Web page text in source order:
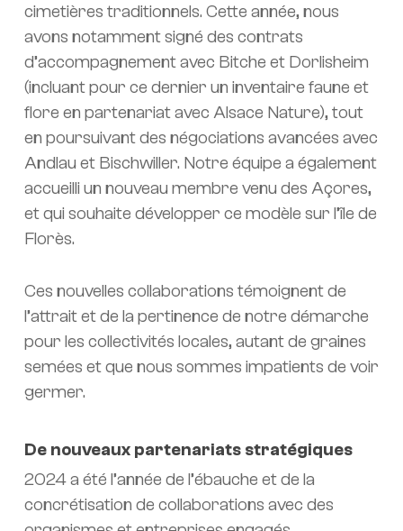
cimetières traditionnels. Cette année, nous
avons notamment signé des contrats
d’accompagnement avec Bitche et Dorlisheim
(incluant pour ce dernier un inventaire faune et
flore en partenariat avec Alsace Nature), tout
en poursuivant des négociations avancées avec
Andlau et Bischwiller. Notre équipe a également
accueilli un nouveau membre venu des Açores,
et qui souhaite développer ce modèle sur l’île de
Florès.
Ces nouvelles collaborations témoignent de
l’attrait et de la pertinence de notre démarche
pour les collectivités locales, autant de graines
semées et que nous sommes impatients de voir
germer.
De nouveaux partenariats stratégiques
2024 a été l’année de l’ébauche et de la
concrétisation de collaborations avec des